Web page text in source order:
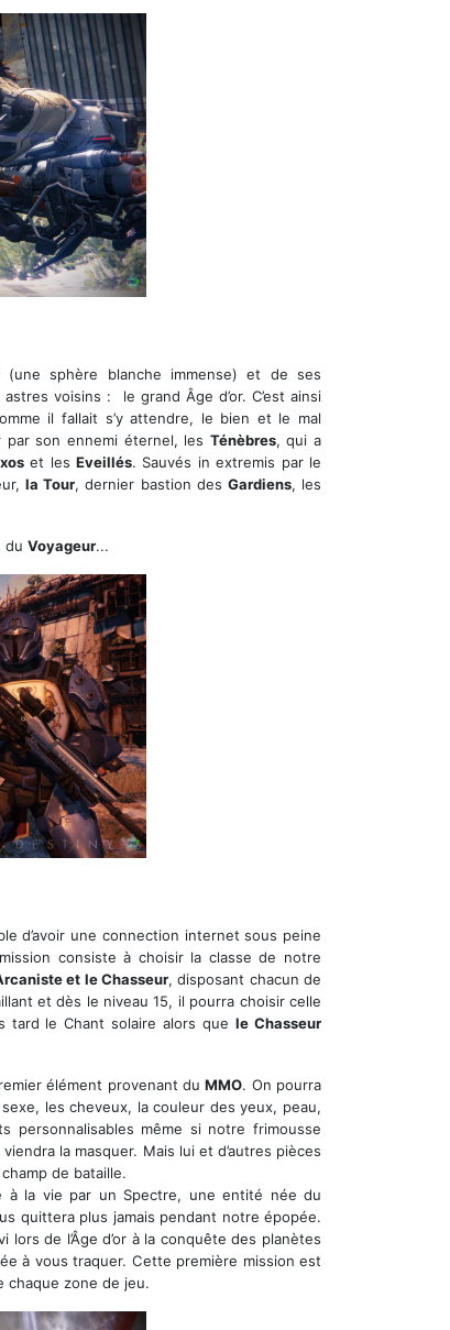
(une sphère blanche immense) et de ses
astres voisins : le grand Âge d’or. C’est ainsi
il fallait s’y attendre, le bien et le mal
par son ennemi éternel, les Ténèbres, qui a
et les Eveillés. Sauvés in extremis par le
la Tour, dernier bastion des Gardiens, les
du Voyageur...
d’avoir une connection internet sous peine
consiste à choisir la classe de notre
et le Chasseur, disposant chacun de
et dès le niveau 15, il pourra choisir celle
tard le Chant solaire alors quele Chasseur
élément provenant duMMO. On pourra
les cheveux, la couleur des yeux, peau,
personnalisables même si notre frimousse
la masquer. Mais lui et d’autres pièces
de bataille.
à la vie par un Spectre, une entité née du
quittera plus jamais pendant notre épopée.
de l’Âge d’or à la conquête des planètes
à vous traquer. Cette première mission est
chaque zone de jeu.